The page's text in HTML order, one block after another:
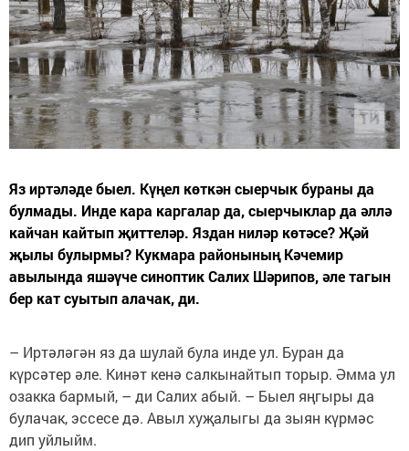
Яз иртәләде быел. Күңел көткән сыерчык бураны да
булмады. Инде кара каргалар да, сыерчыклар да әллә
кайчан кайтып җиттеләр. Яздан ниләр көтәсе? Җәй
җылы булырмы? Кукмара районының Кәчемир
авылында яшәүче синоптик Салих Шәрипов, әле тагын
бер кат суытып алачак, ди.
– Иртәләгән яз да шулай була инде ул. Буран да
күрсәтер әле. Кинәт кенә салкынайтып торыр. Әмма ул
озакка бармый, – ди Салих абый. – Быел яңгыры да
булачак, эссесе дә. Авыл хуҗалыгы да зыян күрмәс
дип уйлыйм.